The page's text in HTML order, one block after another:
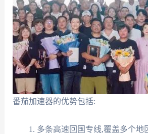
番茄加速器的优势包括:
多条高速回国专线,覆盖多个地